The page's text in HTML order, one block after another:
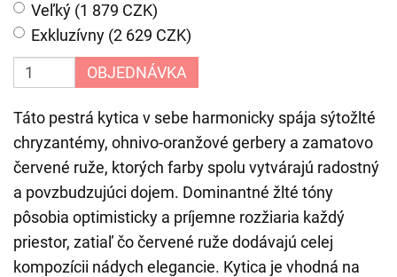
Veľký (1 879 CZK)
Exkluzívny (2 629 CZK)
OBJEDNÁVKA
Táto pestrá kytica v sebe harmonicky spája sýtožlté
chryzantémy, ohnivo-oranžové gerbery a zamatovo
červené ruže, ktorých farby spolu vytvárajú radostný
a povzbudzujúci dojem. Dominantné žlté tóny
pôsobia optimisticky a príjemne rozžiaria každý
priestor, zatiaľ čo červené ruže dodávajú celej
kompozícii nádych elegancie. Kytica je vhodná na